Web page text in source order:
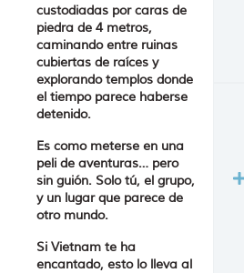
custodiadas por caras de
piedra de 4 metros,
caminando entre ruinas
cubiertas de raíces y
explorando templos donde
el tiempo parece haberse
detenido.
Es como meterse en una
peli de aventuras… pero
sin guión. Solo tú, el grupo,
y un lugar que parece de
otro mundo.
Si Vietnam te ha
encantado, esto lo lleva al